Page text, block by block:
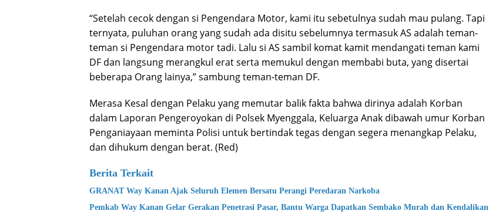
“Setelah cecok dengan si Pengendara Motor, kami itu sebetulnya sudah mau pulang. Tapi
ternyata, puluhan orang yang sudah ada disitu sebelumnya termasuk AS adalah teman-
teman si Pengendara motor tadi. Lalu si AS sambil komat kamit mendangati teman kami
DF dan langsung merangkul erat serta memukul dengan membabi buta, yang disertai
beberapa Orang lainya,” sambung teman-teman DF.
Merasa Kesal dengan Pelaku yang memutar balik fakta bahwa dirinya adalah Korban
dalam Laporan Pengeroyokan di Polsek Myenggala, Keluarga Anak dibawah umur Korban
Penganiayaan meminta Polisi untuk bertindak tegas dengan segera menangkap Pelaku,
dan dihukum dengan berat. (Red)
Berita Terkait
GRANAT Way Kanan Ajak Seluruh Elemen Bersatu Perangi Peredaran Narkoba
Pemkab Way Kanan Gelar Gerakan Penetrasi Pasar, Bantu Warga Dapatkan Sembako Murah dan Kendalikan